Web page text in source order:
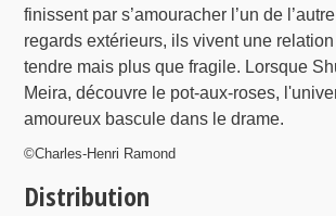
finissent par s’amouracher l’un de
regards extérieurs, ils vivent une
tendre mais plus que fragile. Lorsque
Meira, découvre le pot-aux-roses,
amoureux bascule dans le drame.
©Charles-Henri Ramond
Distribution